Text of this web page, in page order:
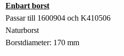
Enbart borst
Passar till 1600904 och K410506
Naturborst
Borstdiameter: 170 mm